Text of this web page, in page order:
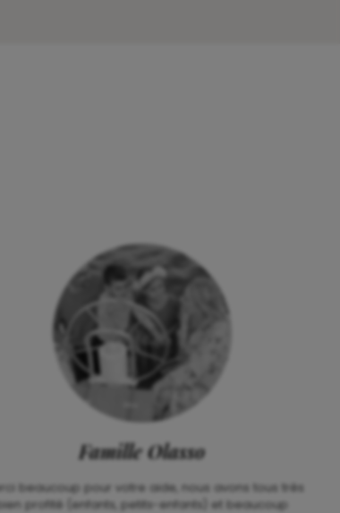
Famille Olasso
beaucoup pour votre aide, nous avons tous très
profité (enfants, petits-enfants) et beaucoup